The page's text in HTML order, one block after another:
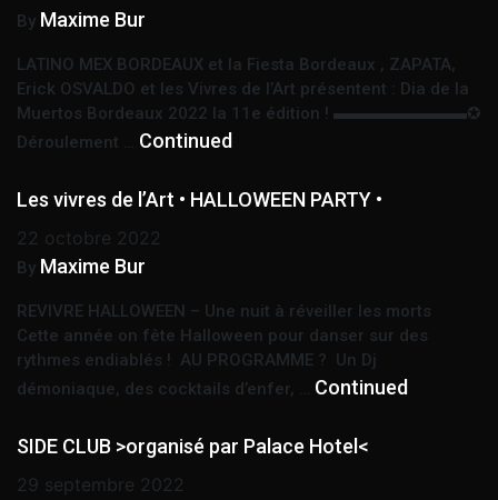
By Maxime Bur
LATINO MEX BORDEAUX et la Fiesta Bordeaux , ZAPATA,
Erick OSVALDO et les Vivres de l’Art présentent : Dia de la
Muertos Bordeaux 2022 la 11e édition ! ▬▬▬▬▬▬▬▬✪
Déroulement … Continued
Les vivres de l’Art • HALLOWEEN PARTY •
22 octobre 2022
By Maxime Bur
REVIVRE HALLOWEEN – Une nuit à réveiller les morts
Cette année on fête Halloween pour danser sur des
rythmes endiablés ! AU PROGRAMME ? Un Dj
démoniaque, des cocktails d’enfer, … Continued
SIDE CLUB >organisé par Palace Hotel<
29 septembre 2022